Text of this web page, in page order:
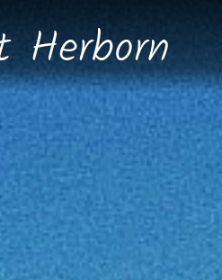
Herborn